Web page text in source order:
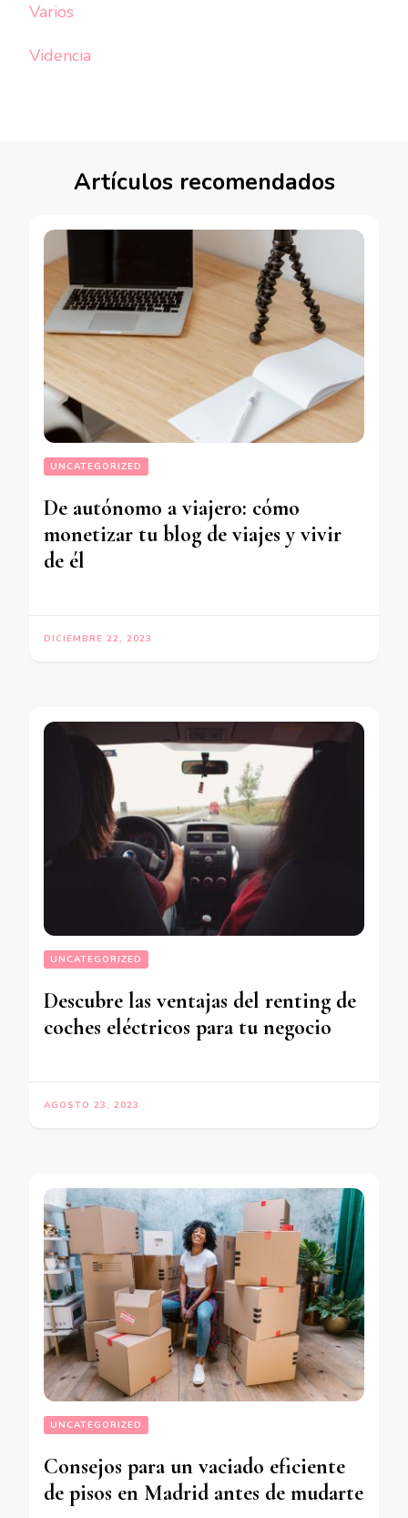
Varios
Videncia
Artículos recomendados
UNCATEGORIZED
De autónomo a viajero: cómo
monetizar tu blog de viajes y vivir
de él
DICIEMBRE 22, 2023
UNCATEGORIZED
Descubre las ventajas del renting de
coches eléctricos para tu negocio
AGOSTO 23, 2023
UNCATEGORIZED
Consejos para un vaciado eficiente
de pisos en Madrid antes de mudarte